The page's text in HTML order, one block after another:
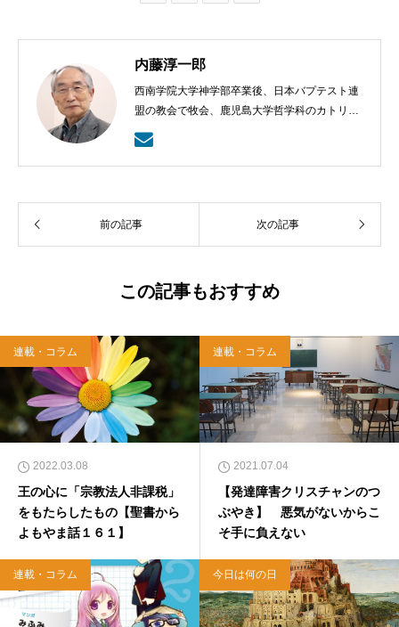
内藤淳一郎
西南学院大学神学部卒業後、日本バプテスト連
盟の教会で牧会、鹿児島大学哲学科のカトリッ
クの神学の学びから、鹿児島ラ・サール高校で
も教える。日本バプテスト連盟宣教室主事、日
本バプテスト連盟常務理事を８年間務める。
前の記事 次の記事
この記事もおすすめ
連載・コラム
2022.03.08
王の心に「宗教法人非課税」
をもたらしたもの【聖書から
よもやま話１６１】
連載・コラム
2021.07.04
【発達障害クリスチャンのつ
ぶやき】 悪気がないからこ
そ手に負えない
連載・コラム 今日は何の日